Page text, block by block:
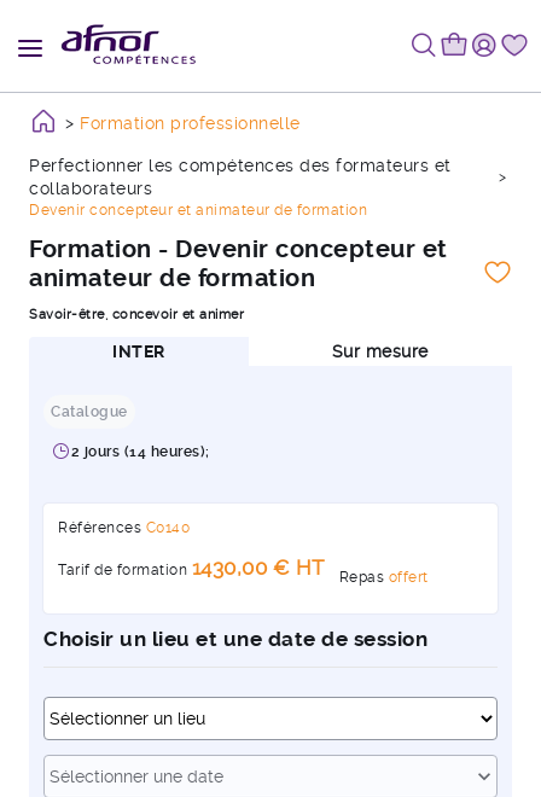
Formation professionnelle
Perfectionner les compétences des formateurs et
collaborateurs
Devenir concepteur et animateur de formation
Formation - Devenir concepteur et
animateur de formation
Savoir-être, concevoir et animer
INTER Sur mesure
Catalogue
2 jours (14 heures);
Références C0140
Tarif de formation 1430,00 € HT Repas offert
Choisir un lieu et une date de session
Sélectionner une date
expand_more